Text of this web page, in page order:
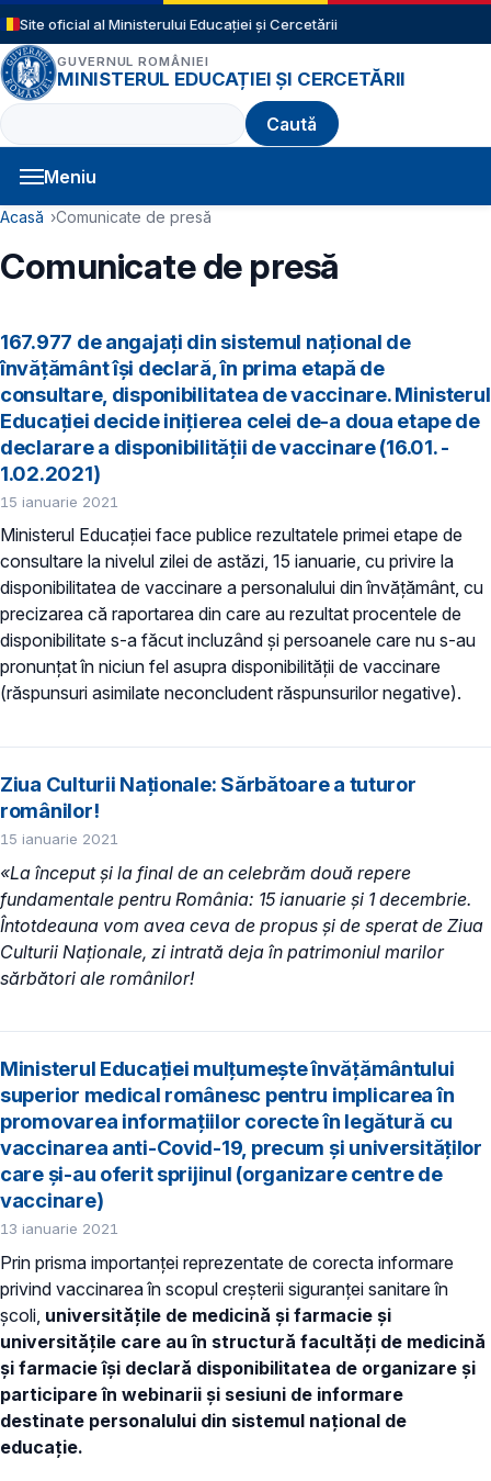
Sari la conținutul principal
Site oficial al Ministerului Educației și Cercetării
GUVERNUL ROMÂNIEI
MINISTERUL EDUCAȚIEI ȘI CERCETĂRII
Caută
Meniu
Navigație principală
Cale de navigare
Acasă Comunicate de presă
Comunicate de presă
167.977 de angajați din sistemul național de
învățământ își declară, în prima etapă de
consultare, disponibilitatea de vaccinare. Ministerul
Educației decide inițierea celei de-a doua etape de
declarare a disponibilității de vaccinare (16.01. -
1.02.2021)
15 ianuarie 2021
Ministerul Educației face publice rezultatele primei etape de
consultare la nivelul zilei de astăzi, 15 ianuarie, cu privire la
disponibilitatea de vaccinare a personalului din învăţământ, cu
precizarea că raportarea din care au rezultat procentele de
disponibilitate s-a făcut incluzând și persoanele care nu s-au
pronunțat în niciun fel asupra disponibilității de vaccinare
(răspunsuri asimilate neconcludent răspunsurilor negative).
Ziua Culturii Naționale: Sărbătoare a tuturor
românilor!
15 ianuarie 2021
«La început și la final de an celebrăm două repere
fundamentale pentru România: 15 ianuarie și 1 decembrie.
Întotdeauna vom avea ceva de propus și de sperat de Ziua
Culturii Naționale, zi intrată deja în patrimoniul marilor
sărbători ale românilor!
Ministerul Educației mulțumește învățământului
superior medical românesc pentru implicarea în
promovarea informațiilor corecte în legătură cu
vaccinarea anti-Covid-19, precum și universităților
care și-au oferit sprijinul (organizare centre de
vaccinare)
13 ianuarie 2021
Prin prisma importanței reprezentate de corecta informare
privind vaccinarea în scopul creșterii siguranței sanitare în
școli, universitățile de medicină și farmacie și
universitățile care au în structură facultăți de medicină
și farmacie își declară disponibilitatea de organizare și
participare în webinarii și sesiuni de informare
destinate personalului din sistemul național de
educație.